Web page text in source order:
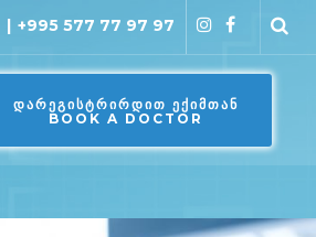
| +995 577 77 97 97
ᲓᲐᲠᲔᲒᲘᲡᲢᲠᲘᲠᲓᲘᲗ ᲔᲥᲘᲛᲗᲐᲜ
BOOK A DOCTOR